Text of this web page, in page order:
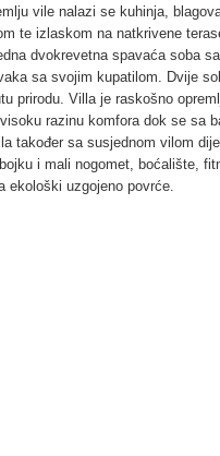
vile nalazi se kuhinja,
te izlaskom na natkrivene
dvokrevetna spavaća soba
sa svojim kupatilom. Dvije
prirodu. Villa je raskošno
razinu komfora dok se sa
također sa susjednom vilom
i mali nogomet, boćalište,
ekološki uzgojeno povrće.